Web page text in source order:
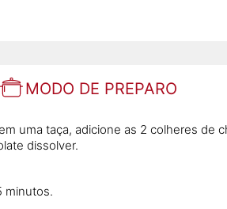
MODO DE PREPARO
uma taça, adicione as 2 colheres de
dissolver.
minutos.